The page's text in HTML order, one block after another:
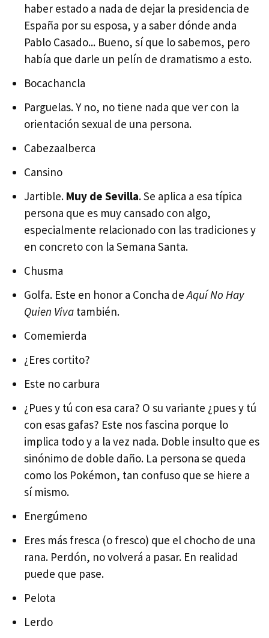
haber estado a nada de dejar la presidencia de
España por su esposa, y a saber dónde anda
Pablo Casado... Bueno, sí que lo sabemos, pero
había que darle un pelín de dramatismo a esto.
Bocachancla
Parguelas. Y no, no tiene nada que ver con la
orientación sexual de una persona.
Cabezaalberca
Cansino
Jartible. Muy de Sevilla. Se aplica a esa típica
persona que es muy cansado con algo,
especialmente relacionado con las tradiciones y
en concreto con la Semana Santa.
Chusma
Golfa. Este en honor a Concha deAquí No Hay
Quien Viva también.
Comemierda
¿Eres cortito?
Este no carbura
¿Pues y tú con esa cara? O su variante ¿pues y tú
con esas gafas? Este nos fascina porque lo
implica todo y a la vez nada. Doble insulto que es
sinónimo de doble daño. La persona se queda
como los Pokémon, tan confuso que se hiere a
sí mismo.
Energúmeno
Eres más fresca (o fresco) que el chocho de una
rana. Perdón, no volverá a pasar. En realidad
puede que pase.
Pelota
Lerdo